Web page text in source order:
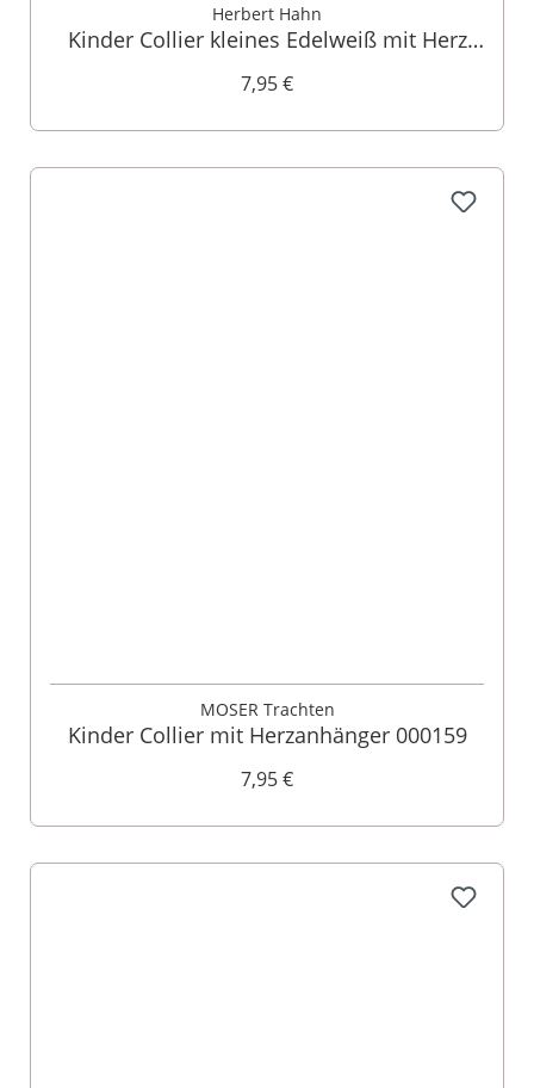
Herbert Hahn
Kinder Collier kleines Edelweiß mit Herz
7,95 €
MOSER Trachten
Kinder Collier mit Herzanhänger 000159
7,95 €